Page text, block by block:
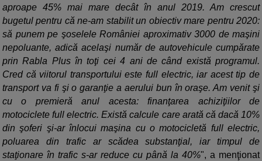
aproape 45% mai mare decât în anul 2019. Am crescut
bugetul pentru că ne-am stabilit un obiectiv mare pentru 2020:
să punem pe şoselele României aproximativ 3000 de maşini
nepoluante, adică acelaşi număr de autovehicule cumpărate
prin Rabla Plus în toţi cei 4 ani de când există programul.
Cred că viitorul transportului este full electric, iar acest tip de
transport va fi şi o garanţie a aerului bun în oraşe. Am venit şi
cu o premieră anul acesta: finanţarea achiziţiilor de
motociclete full electric. Există calcule care arată că dacă 10%
din şoferi şi-ar înlocui maşina cu o motocicletă full electric,
poluarea din trafic ar scădea substanţial, iar timpul de
staţionare în trafic s-ar reduce cu până la 40%", a menţionat